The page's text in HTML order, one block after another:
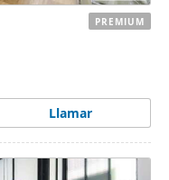
Llamar
PREMIUM